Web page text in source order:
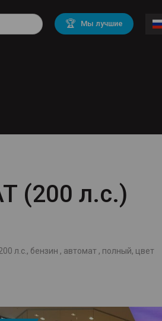
🏆 Мы лучшие
Mitsubishi BMW
Chevrolet Mercedes Benz
(200 л.с.)
л.с., бензин , автомат , полный, цвет